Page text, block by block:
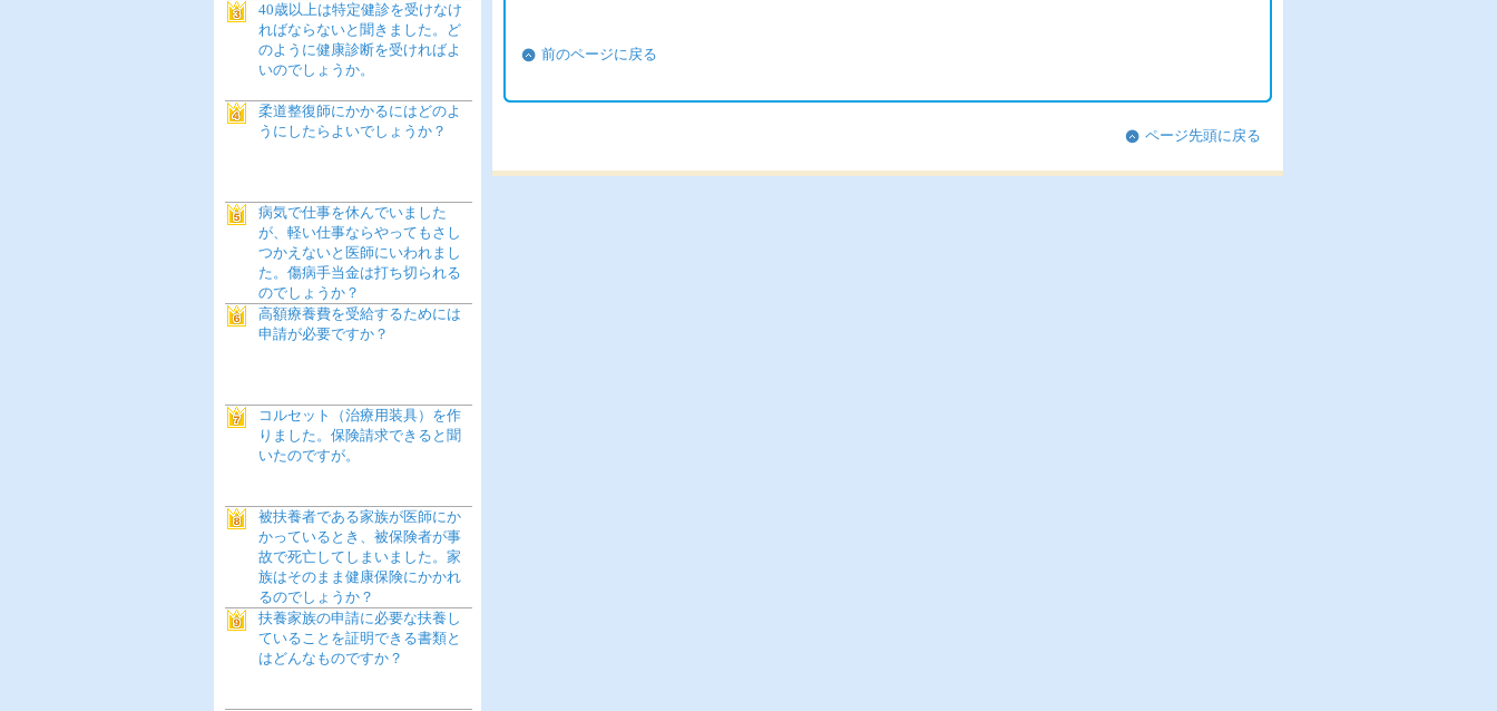
前のページに戻る
ページ先頭に戻る
40歳以上は特定健診を受けなけ
ればならないと聞きました。ど
のように健康診断を受ければよ
いのでしょうか。
柔道整復師にかかるにはどのよ
うにしたらよいでしょうか？
病気で仕事を休んでいました
が、軽い仕事ならやってもさし
つかえないと医師にいわれまし
た。傷病手当金は打ち切られる
のでしょうか？
高額療養費を受給するためには
申請が必要ですか？
コルセット（治療用装具）を作
りました。保険請求できると聞
いたのですが。
被扶養者である家族が医師にか
かっているとき、被保険者が事
故で死亡してしまいました。家
族はそのまま健康保険にかかれ
るのでしょうか？
扶養家族の申請に必要な扶養し
ていることを証明できる書類と
はどんなものですか？